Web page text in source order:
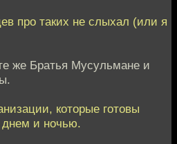
про таких не слыхал (или я
же Братья Мусульмане и
которые готовы
и ночью.